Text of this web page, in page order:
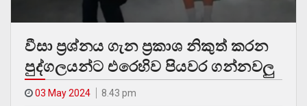
වීසා ප්‍රශ්නය ගැන ප්‍රකාශ නිකුත් කරන
පුද්ගලයන්ට එරෙහිව පියවර ගන්නවලු
03 May 2024 8.43 pm